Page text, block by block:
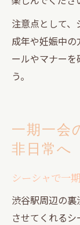
注意点として
成年や妊娠中
ールやマナー
う。
一期一会
非日常へ
シーシャで一
渋谷駅周辺の
させてくれる